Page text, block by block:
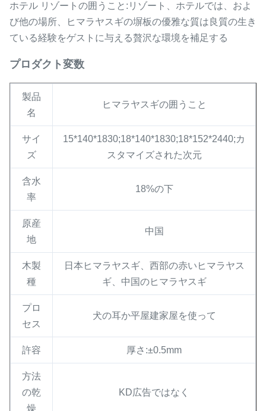
ホテル リゾートの囲うこと:リゾート、ホテルでは、およ
び他の場所、ヒマラヤスギの塀板の優雅な質は良質の生き
ている経験をゲストに与える贅沢な環境を補足する
プロダクト変数
製品
名
ヒマラヤスギの囲うこと
サイ
ズ
15*140*1830;18*140*1830;18*152*2440;カ
スタマイズされた次元
含水
率
18%の下
原産
地
中国
木製
種
日本ヒマラヤスギ、西部の赤いヒマラヤス
ギ、中国のヒマラヤスギ
プロ
セス
犬の耳か平屋建家屋を使って
許容 厚さ:±0.5mm
方法
の乾
燥
KD広告ではなく